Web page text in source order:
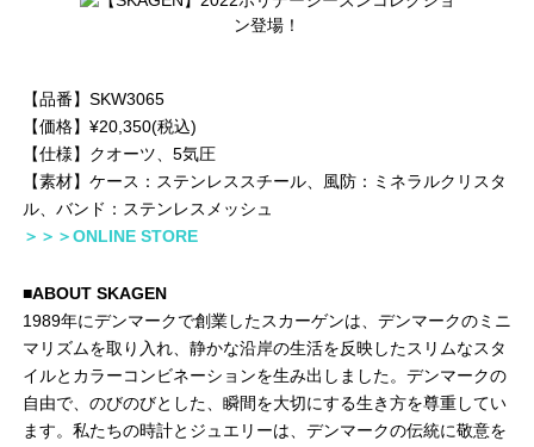
【品番】SKW3065
【価格】¥20,350(税込)
【仕様】クオーツ、5気圧
【素材】ケース：ステンレススチール、風防：ミネラルクリスタ
ル、バンド：ステンレスメッシュ
＞＞＞ONLINE STORE
■ABOUT SKAGEN
1989年にデンマークで創業したスカーゲンは、デンマークのミニ
マリズムを取り入れ、静かな沿岸の生活を反映したスリムなスタ
イルとカラーコンビネーションを生み出しました。デンマークの
自由で、のびのびとした、瞬間を大切にする生き方を尊重してい
ます。私たちの時計とジュエリーは、デンマークの伝統に敬意を